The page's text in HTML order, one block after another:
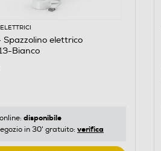
Spazzolino elettrico
Bianco
disponibile
in 30' gratuito: verifica